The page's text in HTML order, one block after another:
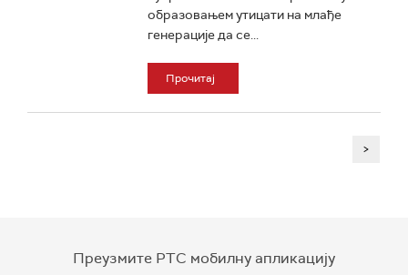
образовањем утицати на млађе
генерације да се...
Прочитај
>
Преузмите РТС мобилну апликацију